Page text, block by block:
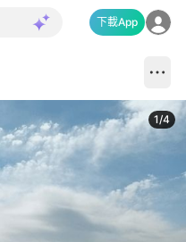
下載App
1/4